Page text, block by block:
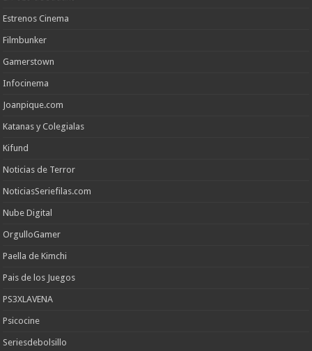
Estrenos Cinema
Filmbunker
Gamerstown
Infocinema
Joanpique.com
Katanas y Colegialas
Kifund
Noticias de Terror
NoticiasSeriefilas.com
Nube Digital
OrgulloGamer
Paella de Kimchi
Pais de los Juegos
PS3XLAVENA
Psicocine
Seriesdebolsillo